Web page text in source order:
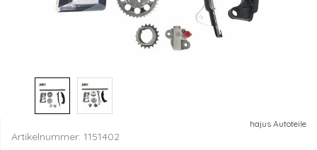
hajus Autoteile
Artikelnummer: 1151402